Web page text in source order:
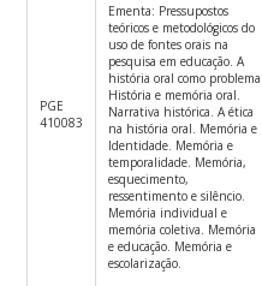
PGE
410083
Ementa: Pressupostos
teóricos e metodológicos do
uso de fontes orais na
pesquisa em educação. A
história oral como problema.
História e memória oral.
Narrativa histórica. A ética
na história oral. Memória e
Identidade. Memória e
temporalidade. Memória,
esquecimento,
ressentimento e silêncio.
Memória individual e
memória coletiva. Memória
e educação. Memória e
escolarização.